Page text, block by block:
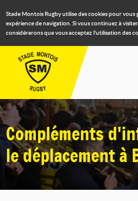
Stade Montois Rugby utilise des cookies pour
expérience de navigation. Si vous continuez à
considérerons que vous acceptez l'utilisation des
Compléments
le déplacement à